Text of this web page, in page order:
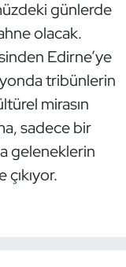
günlerde
olacak.
Edirne’ye
tribünlerin
mirasın
sadece bir
geleneklerin
çıkıyor.